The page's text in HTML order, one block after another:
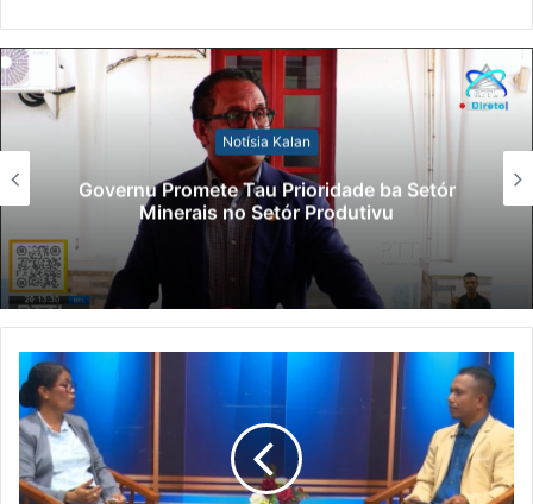
Notísia Kalan
Governu Promete Tau Prioridade ba Setór
Minerais no Setór Produtivu